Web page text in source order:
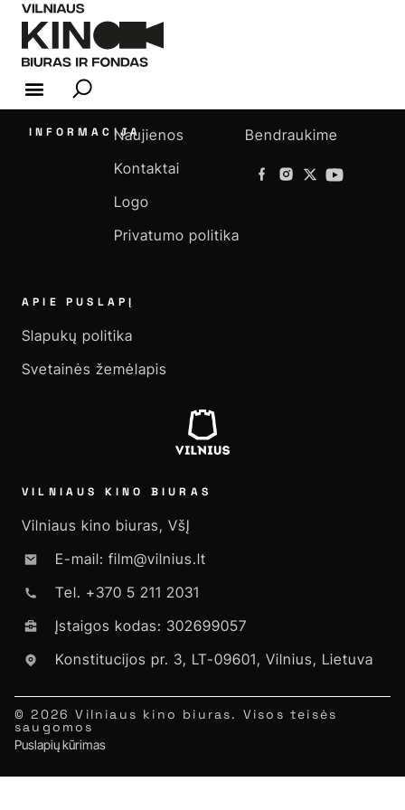
INFORMACIJANaujienos
Kontaktai
Logo
Privatumo politika
Bendraukime
APIE PUSLAPĮ
Slapukų politika
Svetainės žemėlapis
VILNIAUS KINO BIURAS
Vilniaus kino biuras, VšĮ
E-mail: film@vilnius.lt
Tel. +370 5 211 2031
Įstaigos kodas: 302699057
Konstitucijos pr. 3, LT-09601, Vilnius, Lietuva
© 2026 Vilniaus kino biuras. Visos teisės
saugomos
Puslapių kūrimas